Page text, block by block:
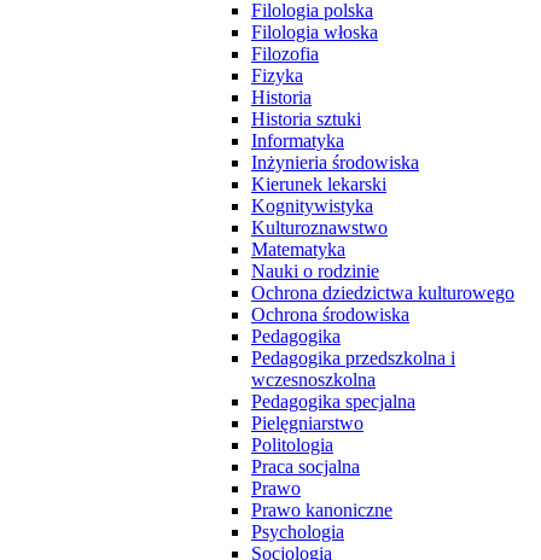
Filologia polska
Filologia włoska
Filozofia
Fizyka
Historia
Historia sztuki
Informatyka
Inżynieria środowiska
Kierunek lekarski
Kognitywistyka
Kulturoznawstwo
Matematyka
Nauki o rodzinie
Ochrona dziedzictwa kulturowego
Ochrona środowiska
Pedagogika
Pedagogika przedszkolna i
wczesnoszkolna
Pedagogika specjalna
Pielęgniarstwo
Politologia
Praca socjalna
Prawo
Prawo kanoniczne
Psychologia
Socjologia